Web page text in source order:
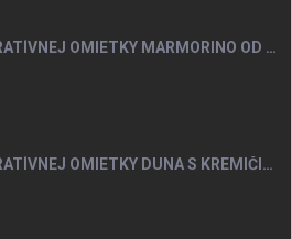
KOMPLETNÁ SADA DEKORATÍVNEJ OMIETKY MARMORINO OD 4M2
KOMPLETNÁ SADA DEKORATÍVNEJ OMIETKY DUNA S KREMIČITÝM PIESKOM A PERLEŤOU OD 5M2